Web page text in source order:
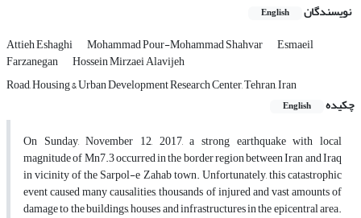
نویسندگان English
Attieh Eshaghi Mohammad Pour-Mohammad Shahvar Esmaeil
Farzanegan
Hossein Mirzaei Alavijeh
Road, Housing & Urban Development Research Center, Tehran, Iran
چکیده
English
On Sunday, November 12, 2017, a strong earthquake with local
magnitude of Mn7.3 occurred in the border region between Iran and Iraq
in vicinity of the Sarpol-e Zahab town. Unfortunately, this catastrophic
event caused many causalities, thousands of injured and vast amounts of
damage to the buildings, houses and infrastructures in the epicentral area.